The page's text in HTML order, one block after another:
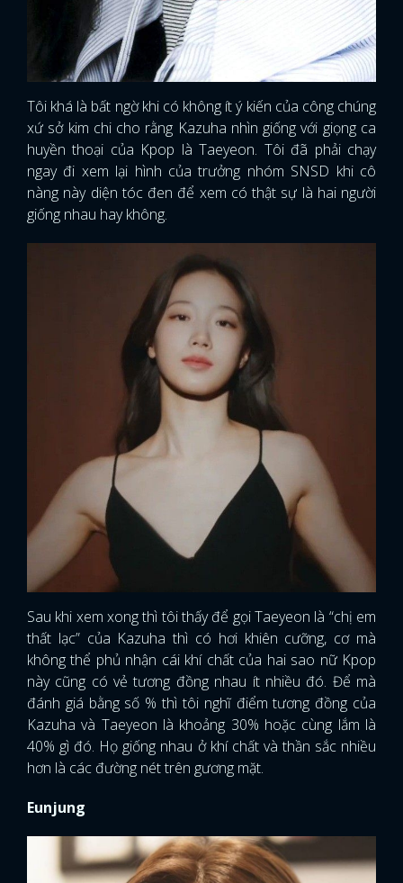
Tôi khá là bất ngờ khi có không ít ý kiến của công chúng
xứ sở kim chi cho rằng Kazuha nhìn giống với giọng ca
huyền thoại của Kpop là Taeyeon. Tôi đã phải chạy
ngay đi xem lại hình của trưởng nhóm SNSD khi cô
nàng này diện tóc đen để xem có thật sự là hai người
giống nhau hay không.
Sau khi xem xong thì tôi thấy để gọi Taeyeon là “chị em
thất lạc” của Kazuha thì có hơi khiên cưỡng, cơ mà
không thể phủ nhận cái khí chất của hai sao nữ Kpop
này cũng có vẻ tương đồng nhau ít nhiều đó. Để mà
đánh giá bằng số % thì tôi nghĩ điểm tương đồng của
Kazuha và Taeyeon là khoảng 30% hoặc cùng lắm là
40% gì đó. Họ giống nhau ở khí chất và thần sắc nhiều
hơn là các đường nét trên gương mặt.
Eunjung